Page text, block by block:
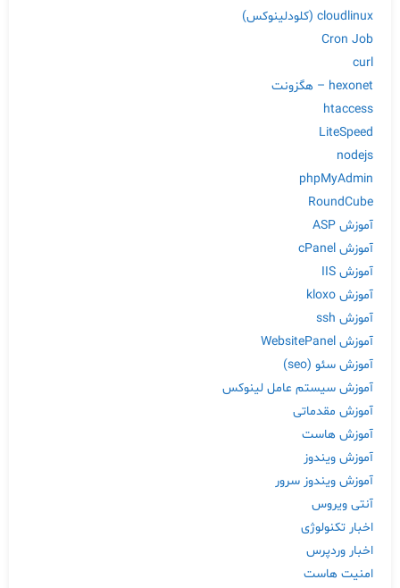
cloudlinux (کلودلینوکس)
Cron Job
curl
hexonet – هگزونت
htaccess
LiteSpeed
nodejs
phpMyAdmin
RoundCube
آموزش ASP
آموزش cPanel
آموزش IIS
آموزش kloxo
آموزش ssh
آموزش WebsitePanel
آموزش سئو (seo)
آموزش سیستم عامل لینوکس
آموزش مقدماتی
آموزش هاست
آموزش ویندوز
آموزش ویندوز سرور
آنتی ویروس
اخبار تکنولوژی
اخبار وردپرس
امنیت هاست